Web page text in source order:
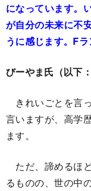
になっています。
が自分の未来に不
うに感じます。F
びーやま氏（以下
きれいごとを言
言いますが、高学
ます。
ただ、諦めるほ
るものの、世の中